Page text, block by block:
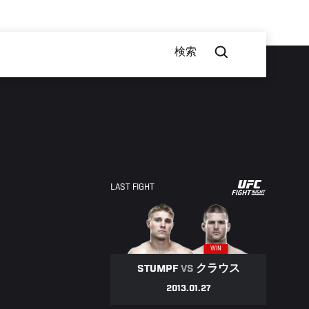
検索
LAST FIGHT
UFC
WIN
STUMPFVS クラウス
2013.01.27